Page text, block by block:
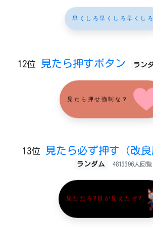
早くしろ早くしろ早くしろ
12位 見たら押すボタン ラン
見たら押せ強制な？
13位 見たら必ず押す（改
ランダム 4813396人回覧
見ただろ?目が見えたぞ?